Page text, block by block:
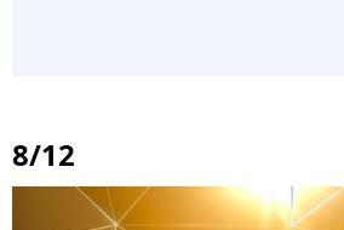
8/12